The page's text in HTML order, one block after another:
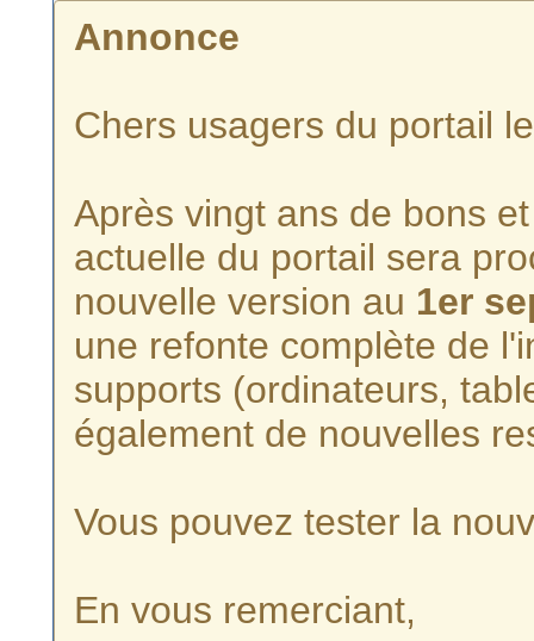
Annonce
Chers usagers du portail
Après vingt ans de bons
actuelle du portail sera
nouvelle version au 1er
une refonte complète de
supports (ordinateurs,
également de nouvelles
Vous pouvez tester la
En vous remerciant,